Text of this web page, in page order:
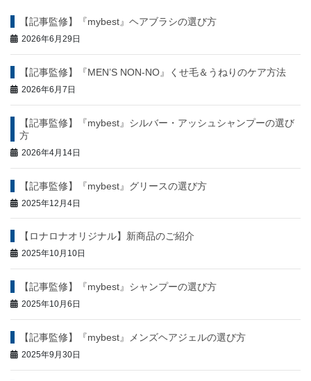
ビ
ゲ
ー
シ
ョ
ン
【記事監修】『mybest』ヘアブラシの選び方
2026年6月29日
【記事監修】『MEN’S NON-NO』くせ毛＆うねりのケア方法
2026年6月7日
【記事監修】『mybest』シルバー・アッシュシャンプーの選び
方
2026年4月14日
【記事監修】『mybest』グリースの選び方
2025年12月4日
【ロナロナオリジナル】新商品のご紹介
2025年10月10日
【記事監修】『mybest』シャンプーの選び方
2025年10月6日
【記事監修】『mybest』メンズヘアジェルの選び方
2025年9月30日